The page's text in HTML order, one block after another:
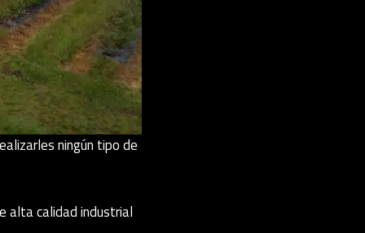
ningún tipo de
alta calidad industrial